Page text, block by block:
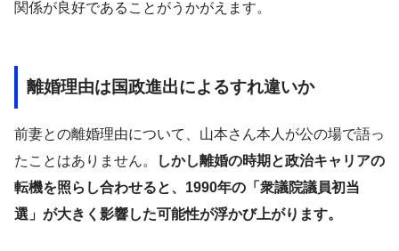
関係が良好であることがうかがえます。
離婚理由は国政進出によるすれ違いか
前妻との離婚理由について、山本さん本人が公の場で語っ
たことはありません。
しかし離婚の時期と政治キャリアの
転機を照らし合わせると、1990年の「衆議院議員初当
選」が大きく影響した可能性が浮かび上がります。